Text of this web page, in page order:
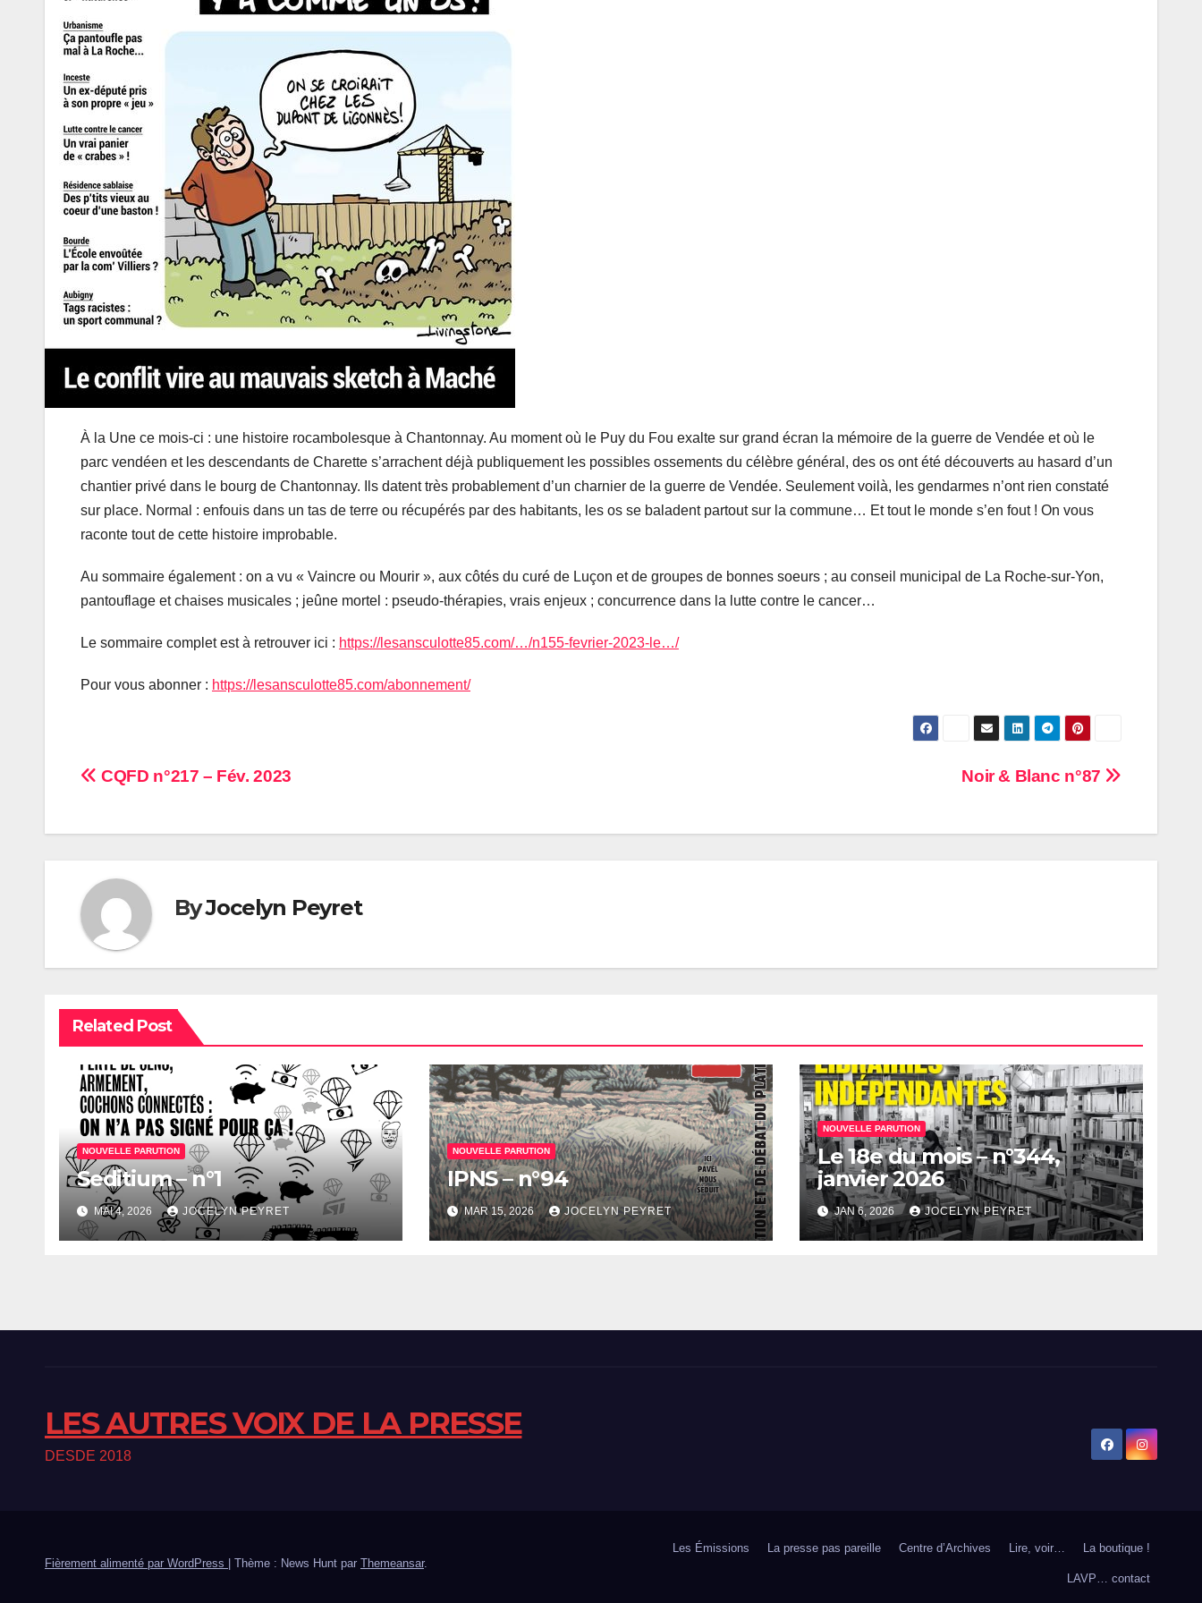
À la Une ce mois-ci : une histoire rocambolesque à Chantonnay. Au moment où le Puy du Fou exalte sur grand écran la mémoire de la guerre de Vendée et où le
parc vendéen et les descendants de Charette s’arrachent déjà publiquement les possibles ossements du célèbre général, des os ont été découverts au hasard d’un
chantier privé dans le bourg de Chantonnay. Ils datent très probablement d’un charnier de la guerre de Vendée. Seulement voilà, les gendarmes n’ont rien constaté
sur place. Normal : enfouis dans un tas de terre ou récupérés par des habitants, les os se baladent partout sur la commune… Et tout le monde s’en fout ! On vous
raconte tout de cette histoire improbable.
Au sommaire également : on a vu « Vaincre ou Mourir », aux côtés du curé de Luçon et de groupes de bonnes soeurs ; au conseil municipal de La Roche-sur-Yon,
pantouflage et chaises musicales ; jeûne mortel : pseudo-thérapies, vrais enjeux ; concurrence dans la lutte contre le cancer…
Le sommaire complet est à retrouver ici : https://lesansculotte85.com/…/n155-fevrier-2023-le…/
Pour vous abonner : https://lesansculotte85.com/abonnement/
Navigation
Noir & Blanc n°87
CQFD n°217 – Fév. 2023
ByJocelyn Peyret
Related Post
NOUVELLE PARUTION
Seditium – n°1
MAI 4, 2026 JOCELYN PEYRET
NOUVELLE PARUTION
IPNS – n°94
MAR 15, 2026 JOCELYN PEYRET
NOUVELLE PARUTION
Le 18e du mois – n°344,
janvier 2026
JAN 6, 2026 JOCELYN PEYRET
LES AUTRES VOIX DE LA PRESSE
DESDE 2018
Fièrement alimenté par WordPress Thème : News Hunt par Themeansar.
Les Émissions La presse pas pareille Centre d’Archives Lire, voir… La boutique !
LAVP… contact